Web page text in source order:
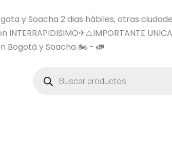
y Soacha 2 dias hábiles, otras
Bogotá y Soacha 🏍️ - 🚛
productos